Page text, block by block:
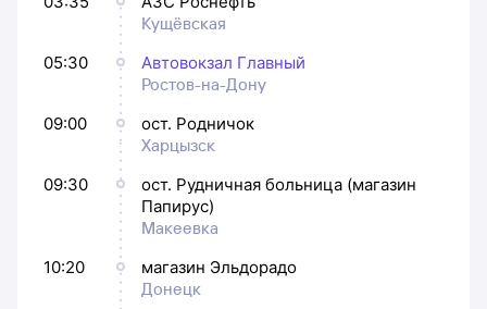
Кущёвская
05:30
Автовокзал Главный
Ростов-на-Дону
09:00
ост. Родничок
Харцызск
09:30
ост. Рудничная больница (магазин
Папирус)
Макеевка
10:20
магазин Эльдорадо
Донецк